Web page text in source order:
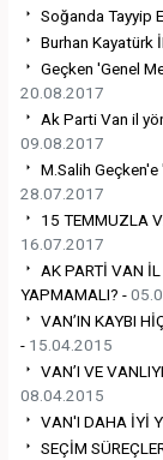
Soğanda Tayyip
Burhan Kayatürk
Geçken 'Genel
20.08.2017
Ak Parti Van il
09.08.2017
M.Salih
28.07.2017
15 TEMMUZLA
16.07.2017
AK PARTİ VAN
YAPMAMALI? -
VAN’IN KAYBI
- 15.04.2015
VAN’I VE
08.04.2015
VAN'I DAHA İYİ
SEÇİM